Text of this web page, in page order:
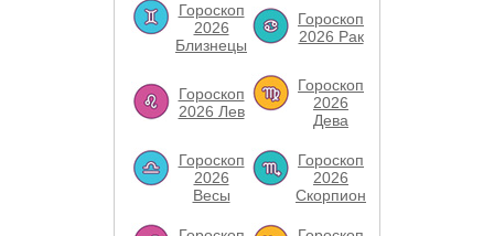
Гороскоп
2026
Близнецы
Гороскоп
2026 Рак
Гороскоп
2026 Лев
Гороскоп
2026
Дева
Гороскоп
2026
Весы
Гороскоп
2026
Скорпион